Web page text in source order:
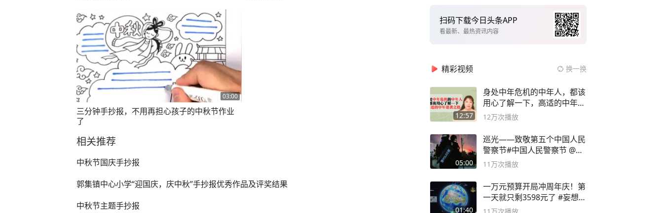
03:00
三分钟手抄报，不用再担心孩子的中秋节作业
了
相关推荐
中秋节国庆手抄报
郭集镇中心小学“迎国庆，庆中秋”手抄报优秀作品及评奖结果
中秋节主题手抄报
扫码下载今日头条APP
看最新、最热资讯内容
精彩视频 换一换
12:57
身处中年危机的中年人，都该
用心了解一下，高适的中年逆
袭之路
12万次播放
05:00
巡光——致敬第五个中国人民
警察节#中国人民警察节 @抖
音小助手
11万次播放
01:40
一万元预算开局冲周年庆！第
一天就只剩3598元了 #妄想山
海